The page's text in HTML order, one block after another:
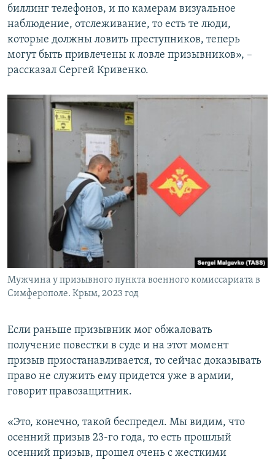
биллинг телефонов, и по камерам визуальное
наблюдение, отслеживание, то есть те люди,
которые должны ловить преступников, теперь
могут быть привлечены к ловле призывников», –
рассказал Сергей Кривенко.
Мужчина у призывного пункта военного комиссариата в
Симферополе. Крым, 2023 год
Если раньше призывник мог обжаловать
получение повестки в суде и на этот момент
призыв приостанавливается, то сейчас доказывать
право не служить ему придется уже в армии,
говорит правозащитник.
«Это, конечно, такой беспредел. Мы видим, что
осенний призыв 23-го года, то есть прошлый
осенний призыв, прошел очень с жесткими